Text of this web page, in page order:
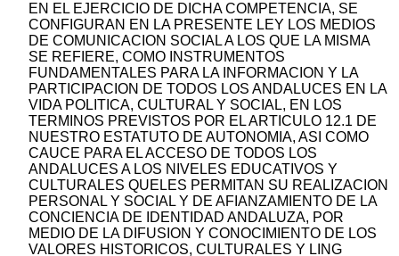
EN EL EJERCICIO DE DICHA COMPETENCIA, SE
CONFIGURAN EN LA PRESENTE LEY LOS MEDIOS
DE COMUNICACION SOCIAL A LOS QUE LA MISMA
SE REFIERE, COMO INSTRUMENTOS
FUNDAMENTALES PARA LA INFORMACION Y LA
PARTICIPACION DE TODOS LOS ANDALUCES EN LA
VIDA POLITICA, CULTURAL Y SOCIAL, EN LOS
TERMINOS PREVISTOS POR EL ARTICULO 12.1 DE
NUESTRO ESTATUTO DE AUTONOMIA, ASI COMO
CAUCE PARA EL ACCESO DE TODOS LOS
ANDALUCES A LOS NIVELES EDUCATIVOS Y
CULTURALES QUELES PERMITAN SU REALIZACION
PERSONAL Y SOCIAL Y DE AFIANZAMIENTO DE LA
CONCIENCIA DE IDENTIDAD ANDALUZA, POR
MEDIO DE LA DIFUSION Y CONOCIMIENTO DE LOS
VALORES HISTORICOS, CULTURALES Y LING